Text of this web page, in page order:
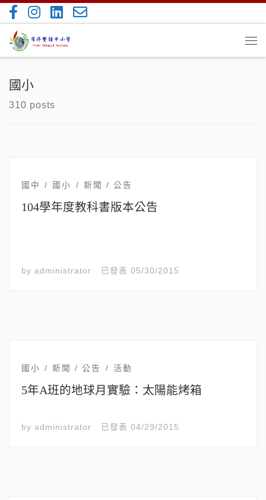
Skip to content
國小
310 posts
國中 國小 新聞 / 公告
104學年度教科書版本公告
by administrator 已發表 05/30/2015
國小 新聞 / 公告 活動
5年A班的地球月實驗：太陽能烤箱
by administrator 已發表 04/29/2015